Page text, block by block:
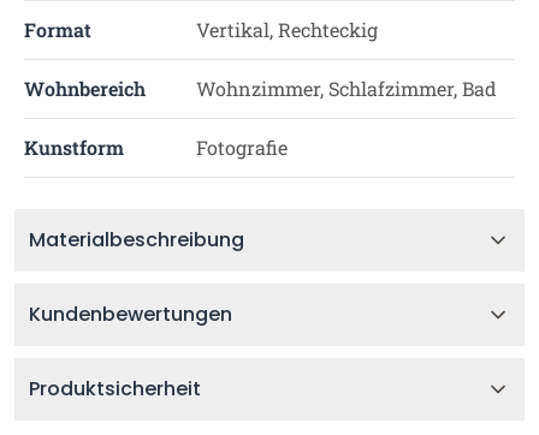
Format Vertikal, Rechteckig
Wohnbereich Wohnzimmer, Schlafzimmer, Bad
Kunstform Fotografie
Materialbeschreibung
Kundenbewertungen
Produktsicherheit